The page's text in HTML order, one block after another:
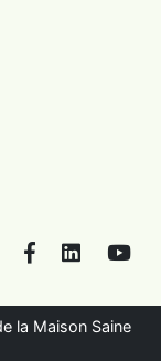
FacebookLinkedIn
la Maison Saine